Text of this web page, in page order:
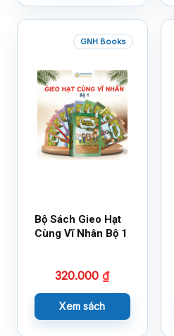
GNH Books
Bộ Sách Gieo Hạt
Cùng Vĩ Nhân Bộ 1
320.000₫
Xem sách